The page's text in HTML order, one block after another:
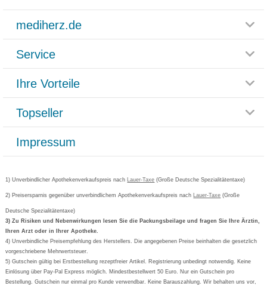
mediherz.de
Glossar
Häufig gestellte Fragen
Datenschutz
AGB
Cookie-Einstellungen
Vertrag widerrufen
Service
Rücksendemöglichkeit
Paketlieferstatus
Versandkosten
Bestellschein ausfüllen
Newsletteranmeldung
Ihre Vorteile
Rezeptlieferung
Bonusprogramm
Gutschein und Rabatte
Kundenbewertung
Topseller
Grippostad
Bepanthen
Formoline
Wick
Eucerin
Basica
Impressum
1) Unverbindlicher Apothekenverkaufspreis nach Lauer-Taxe (Große Deutsche Spezialitätentaxe)
2) Preisersparnis gegenüber unverbindlichem Apothekenverkaufspreis nach Lauer-Taxe (Große
Deutsche Spezialitätentaxe)
3) Zu Risiken und Nebenwirkungen lesen Sie die Packungsbeilage und fragen Sie Ihre Ärztin,
Ihren Arzt oder in Ihrer Apotheke.
4) Unverbindliche Preisempfehlung des Herstellers. Die angegebenen Preise beinhalten die gesetzlich
vorgeschriebene Mehrwertsteuer.
5) Gutschein gültig bei Erstbestellung rezeptfreier Artikel. Registrierung unbedingt notwendig. Keine
Einlösung über Pay-Pal Express möglich. Mindestbestellwert 50 Euro. Nur ein Gutschein pro
Bestellung. Gutschein nur einmal pro Kunde verwendbar. Keine Barauszahlung. Wir behalten uns vor,